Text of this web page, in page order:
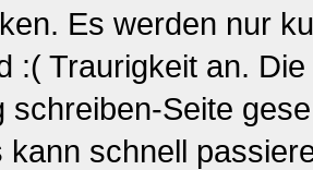
Es werden nur
:( Traurigkeit an.
schreiben-Seite
kann schnell